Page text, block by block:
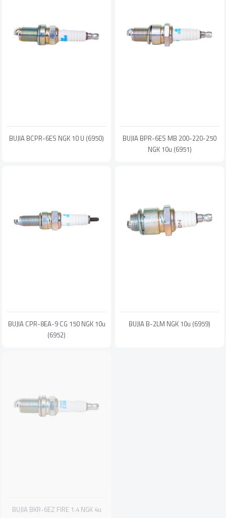
BUJIA BCPR-6ES NGK 10 U (6950)
BUJIA BPR-6ES MB 200-220-250
NGK 10u (6951)
BUJIA CPR-8EA-9 CG 150 NGK 10u
(6952)
BUJIA B-2LM NGK 10u (6959)
BUJIA BKR-6EZ FIRE 1.4 NGK 4u